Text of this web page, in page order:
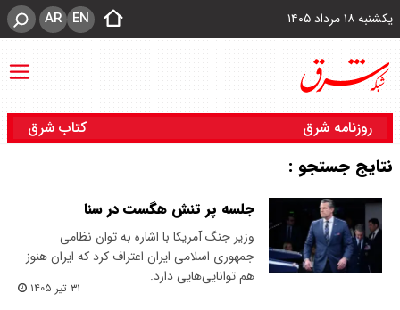
یکشنبه ۱۸ مرداد ۱۴۰۵ EN
AR
روزنامه شرق کتاب شرق
نتایج جستجو :
جلسه پر تنش هگست در سنا
وزیر جنگ آمریکا با اشاره به توان نظامی
جمهوری اسلامی ایران اعتراف کرد که ایران هنوز
هم توانایی‌هایی دارد.
۳۱ تیر ۱۴۰۵